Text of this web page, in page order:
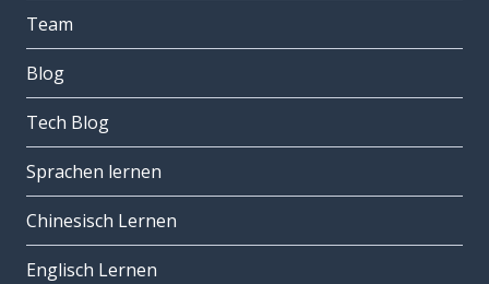
Team
Blog
Tech Blog
Sprachen lernen
Chinesisch Lernen
Englisch Lernen